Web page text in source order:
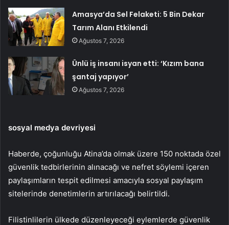
Amasya’da Sel Felaketi: 5 Bin Dekar
Tarım Alanı Etkilendi
Ağustos 7, 2026
Ünlü iş insanı isyan etti: ‘Kızım bana
şantaj yapıyor’
Ağustos 7, 2026
sosyal medya devriyesi
Haberde, çoğunluğu Atina’da olmak üzere 150 noktada özel
güvenlik tedbirlerinin alınacağı ve nefret söylemi içeren
paylaşımların tespit edilmesi amacıyla sosyal paylaşım
sitelerinde denetimlerin artırılacağı belirtildi.
Filistinlilerin ülkede düzenleyeceği eylemlerde güvenlik